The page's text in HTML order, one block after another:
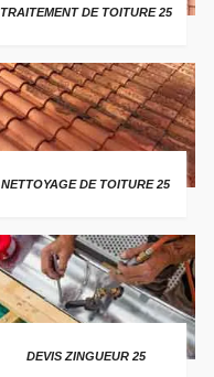
TRAITEMENT DE TOITURE 25
NETTOYAGE DE TOITURE 25
DEVIS ZINGUEUR 25